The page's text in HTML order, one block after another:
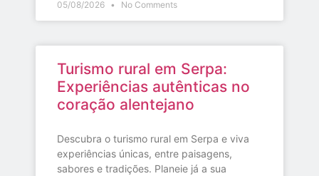
05/08/2026 No Comments
Turismo rural em Serpa:
Experiências autênticas no
coração alentejano
Descubra o turismo rural em Serpa e viva
experiências únicas, entre paisagens,
sabores e tradições. Planeie já a sua